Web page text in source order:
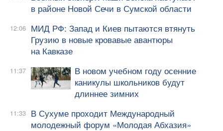
в районе Новой Сечи в Сумской области
12:06 МИД РФ: Запад и Киев пытаются втянуть
Грузию в новые кровавые авантюры
на Кавказе
11:37
В новом учебном году осенние
каникулы школьников будут
длиннее зимних
11:33 В Сухуме проходит Международный
молодежный форум «Молодая Абхазия»